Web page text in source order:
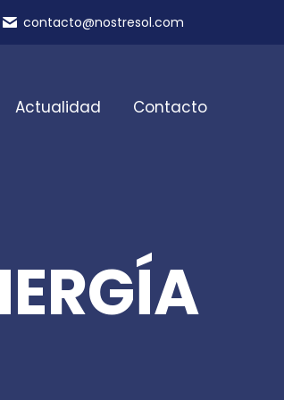
contacto@nostresol.com
Actualidad Contacto